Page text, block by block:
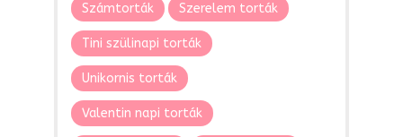
Számtorták Szerelem torták
Tini szülinapi torták
Unikornis torták
Valentin napi torták